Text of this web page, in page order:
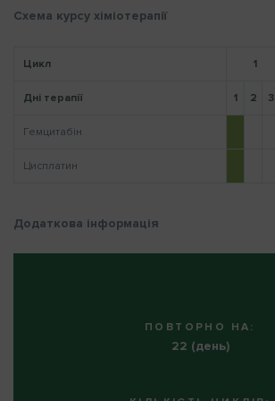
Схема курсу хіміотерапії
Цикл 1
Дні терапії 1 2 3
Гемцитабін
Цисплатин
Додаткова інформація
ПОВТОРНО НА:
22 (день)